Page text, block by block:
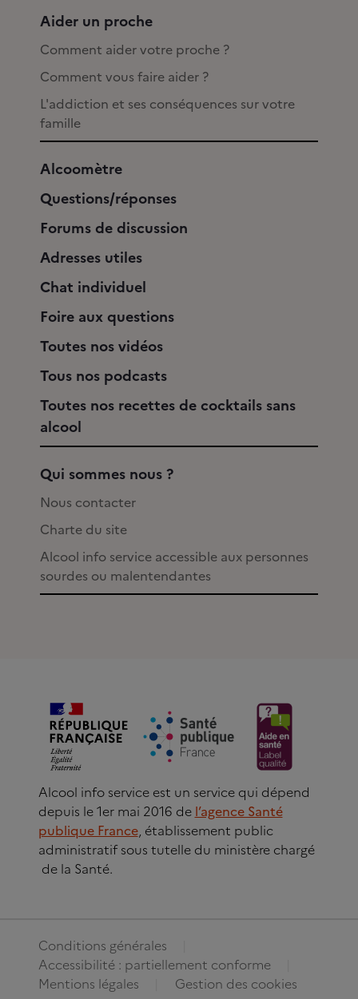
Aider un proche
Comment aider votre proche ?
Comment vous faire aider ?
L'addiction et ses conséquences sur votre
famille
Alcoomètre
Questions/réponses
Forums de discussion
Adresses utiles
Chat individuel
Foire aux questions
Toutes nos vidéos
Tous nos podcasts
Toutes nos recettes de cocktails sans
alcool
Qui sommes nous ?
Nous contacter
Charte du site
Alcool info service accessible aux personnes
sourdes ou malentendantes
Alcool info service est un service qui dépend
depuis le 1er mai 2016 de l’agence Santé
publique France, établissement public
administratif sous tutelle du ministère chargé
de la Santé.
Conditions générales
Accessibilité : partiellement conforme
Mentions légales
Gestion des cookies